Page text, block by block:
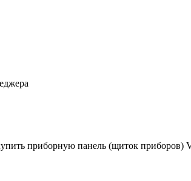
приборную панель (щиток приборов)